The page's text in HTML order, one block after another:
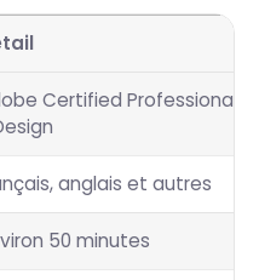
Certified Professional
anglais et autres
50 minutes